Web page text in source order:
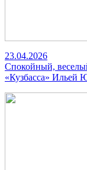
23.04.2026
Спокойный,
«Кузбасса» Ильей